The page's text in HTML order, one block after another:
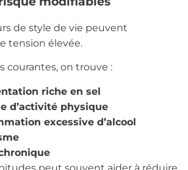
de style de vie peuvent
tension élevée.
courantes, on trouve :
riche en sel
d’activité physique
excessive d’alcool
peut souvent aider à réduire